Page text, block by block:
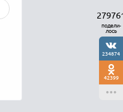
подели-
лось
234874
42399